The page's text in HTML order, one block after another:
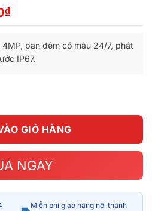
₫Giá
hiện
tại
là:
ban đêm có màu 24/7, phát
IP67.
L ColorVu 4MP số lượng
GIỎ HÀNG
NGAY
Miễn phí giao hàng nội thành